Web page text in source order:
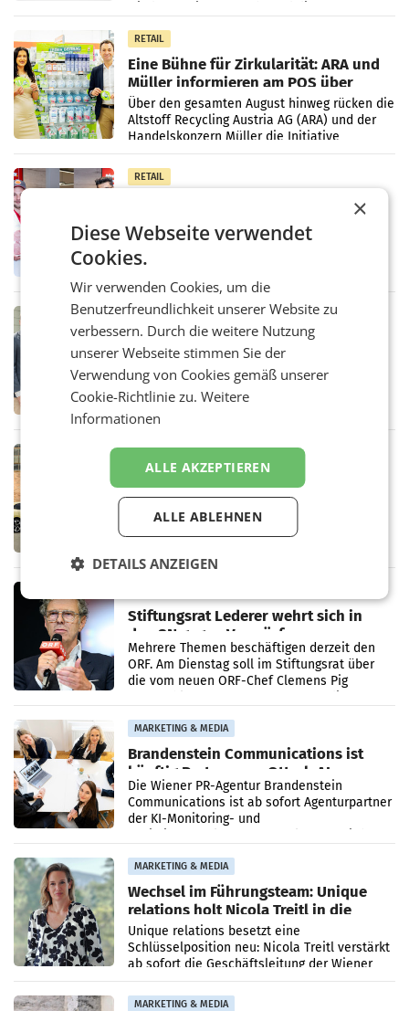
RETAIL
Eine Bühne für Zirkularität: ARA und
Müller informieren am POS über
Kreislauffähigkeit
Über den gesamten August hinweg rücken die
Altstoff Recycling Austria AG (ARA) und der
Handelskonzern Müller die Initiative
„Kreislauf-Helden“ in allen österreichischen
Müller-Filialen
RETAIL
Penny modernisiert zwei Filialen in
Ober- und Niederösterreich
WIENER NEUDORF. – Im Rahmen einer
laufenden Modernisierungsoffensive
erneuert Penny zwei Filialen in Nieder- und
Oberösterreich. Die beiden Standorte liegen
in Haag sowie im rund
RETAIL
Alles bereit für den Wechsel: Jürgen
Albrecht setzt ab 1.1.2027 auf Adeg
WIENER NEUDORF. – Die geplante
Zusammenarbeit zwischen Adeg und dem
Vorarlberger Kaufmann Jürgen Albrecht ist
kartellrechtlich freigegeben: Die
Bundeskartellanwalt
Rekordergebnis im Juli: Leapmotor
verdoppelt Auslieferungen und
überschreitet die 100.000er-Marke
– Im Juli 2026 erreichte Leapmotor einen
wichtigen Meilenstein und lieferte weltweit
Ergebnis gegenüber Juli 2025 mehr als
Stiftungsrat Lederer wehrt sich in
den SN gegen Vorwürfe
Mehrere Themen beschäftigen derzeit den
ORF. Am Dienstag soll im Stiftungsrat über
die vom neuen ORF-Chef Clemens Pig
MARKETING & MEDIA
Brandenstein Communications ist
künftig Partner von OtterlyAI
Die Wiener PR-Agentur Brandenstein
Communications ist ab sofort Agenturpartner
der KI-Monitoring- und
MARKETING & MEDIA
Wechsel im Führungsteam: Unique
relations holt Nicola Treitl in die
Geschäftsleitung
Unique relations besetzt eine
Schlüsselposition neu: Nicola Treitl verstärkt
ab sofort die Geschäftsleitung der Wiener
PR-Agentur an der Seite von Josef Kalina und
Anna Kalina-Mahr.
MARKETING & MEDIA
×
Diese Webseite verwendet
Cookies.
Wir verwenden Cookies, um die
Benutzerfreundlichkeit unserer Website zu
verbessern. Durch die weitere Nutzung
unserer Webseite stimmen Sie der
Verwendung von Cookies gemäß unserer
Cookie-Richtlinie zu.Weitere
Informationen
ALLE AKZEPTIEREN
ALLE ABLEHNEN
DETAILS ANZEIGEN